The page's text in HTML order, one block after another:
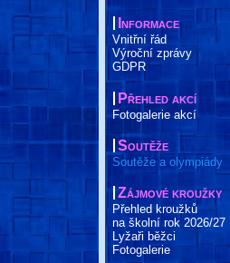
Informace
Vnitřní řád
Výroční zprávy
GDPR
Přehled akcí
Fotogalerie akcí
Soutěže
Soutěže a olympiády
Zájmové kroužky
Přehled kroužků
na školní rok 2026/27
Lyžaři běžci
Fotogalerie